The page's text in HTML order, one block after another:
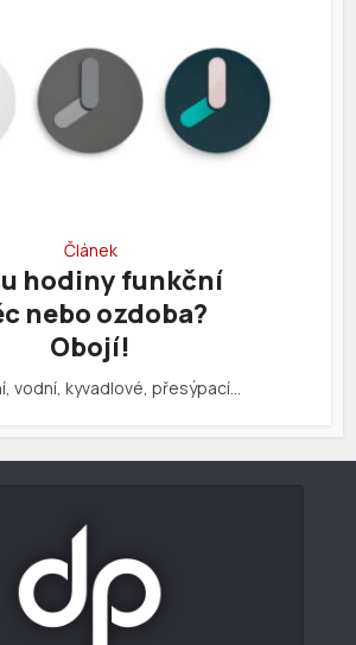
Článek
hodiny funkční
nebo ozdoba?
Obojí!
vodní, kyvadlové, přesýpací…